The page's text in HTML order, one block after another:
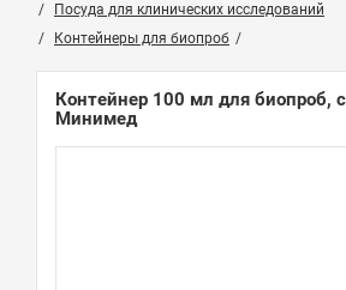
Посуда для клинических исследований
Контейнеры для биопроб
Контейнер 100 мл для биопроб,
Минимед